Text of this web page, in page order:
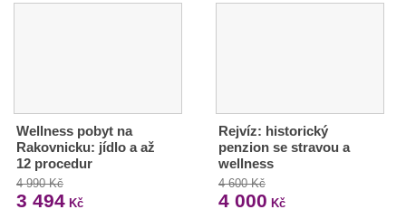
Wellness pobyt na
Rakovnicku: jídlo a až
12 procedur
4 990 Kč
3 494 Kč
Rejvíz: historický
penzion se stravou a
wellness
4 600 Kč
4 000 Kč